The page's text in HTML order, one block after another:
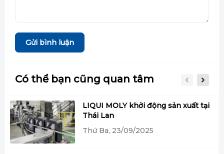
Gửi bình luận
Có thể bạn cũng quan tâm
LIQUI MOLY khởi động sản xuất tại
Thái Lan
Thứ Ba, 23/09/2025